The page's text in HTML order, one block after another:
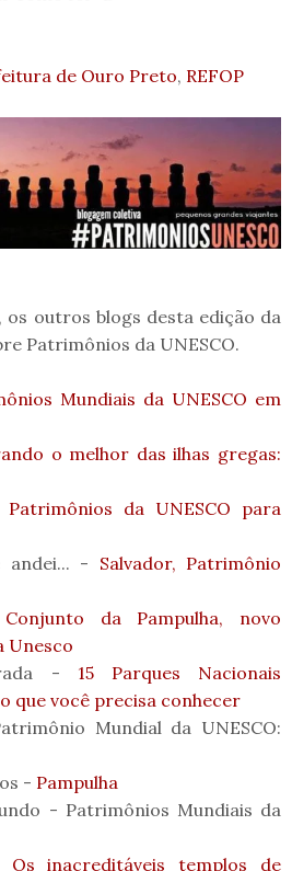
de Ouro Preto, REFOP
outros blogs desta edição da
Patrimônios da UNESCO.
Mundiais da UNESCO em
o melhor das ilhas gregas:
Patrimônios da UNESCO para
andei... - Salvador, Patrimônio
Conjunto da Pampulha, novo
Unesco
- 15 Parques Nacionais
que você precisa conhecer
Mundial da UNESCO:
- Pampulha
- Patrimônios Mundiais da
Os inacreditáveis templos de